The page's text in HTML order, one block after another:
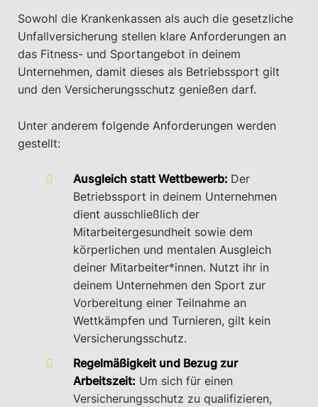
Sowohl die Krankenkassen als auch die gesetzliche
Unfallversicherung stellen klare Anforderungen an
das Fitness- und Sportangebot in deinem
Unternehmen, damit dieses als Betriebssport gilt
und den Versicherungsschutz genießen darf.
Unter anderem folgende Anforderungen werden
gestellt:
Ausgleich statt Wettbewerb: Der
Betriebssport in deinem Unternehmen
dient ausschließlich der
Mitarbeitergesundheit sowie dem
körperlichen und mentalen Ausgleich
deiner Mitarbeiter*innen. Nutzt ihr in
deinem Unternehmen den Sport zur
Vorbereitung einer Teilnahme an
Wettkämpfen und Turnieren, gilt kein
Versicherungsschutz.
Regelmäßigkeit und Bezug zur
Arbeitszeit: Um sich für einen
Versicherungsschutz zu qualifizieren,